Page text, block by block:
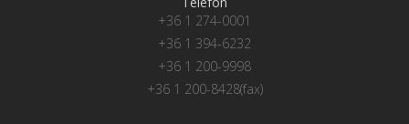
+36 1 274-0001
+36 1 394-6232
+36 1 200-9998
+36 1 200-8428(fax)